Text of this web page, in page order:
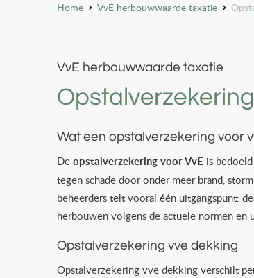
Home VvE herbouwwaarde taxatie
VvE herbouwwaarde taxatie
Wat een opstalverzekering voor
De opstalverzekering voor VvE is
tegen schade door onder meer brand,
beheerders telt vooral één uitgangspunt:
herbouwen volgens de actuele normen en
Opstalverzekering vve dekking
Opstalverzekering vve dekking verschilt